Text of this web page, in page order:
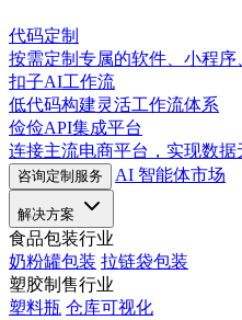
代码定制
按需定制专属的软件、小程序
扣子AI工作流
低代码构建灵活工作流体系
俭俭API集成平台
连接主流电商平台，实现数据
咨询定制服务 AI 智能体市场
解决方案
食品包装行业
奶粉罐包装 拉链袋包装
塑胶制售行业
塑料瓶 仓库可视化